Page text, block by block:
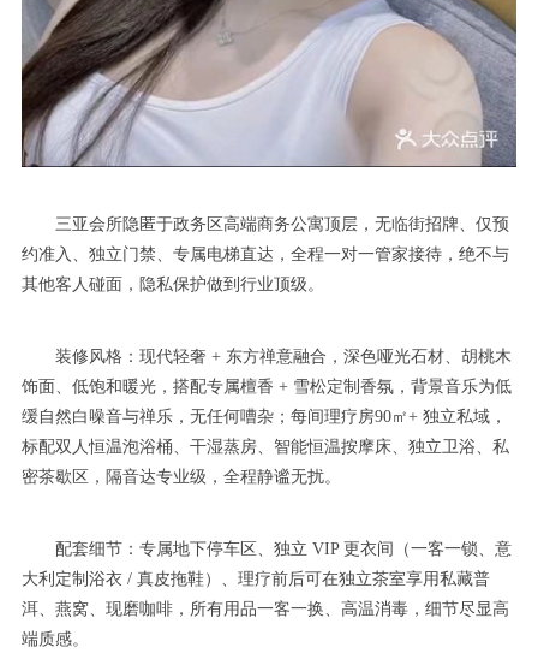
三亚会所隐匿于政务区高端商务公寓顶层，无临街招牌、仅预
约准入、独立门禁、专属电梯直达，全程一对一管家接待，绝不与
其他客人碰面，隐私保护做到行业顶级。
装修风格：现代轻奢 + 东方禅意融合，深色哑光石材、胡桃木
饰面、低饱和暖光，搭配专属檀香 + 雪松定制香氛，背景音乐为低
缓自然白噪音与禅乐，无任何嘈杂；每间理疗房90㎡+ 独立私域，
标配双人恒温泡浴桶、干湿蒸房、智能恒温按摩床、独立卫浴、私
密茶歇区，隔音达专业级，全程静谧无扰。
配套细节：专属地下停车区、独立 VIP 更衣间（一客一锁、意
大利定制浴衣 / 真皮拖鞋）、理疗前后可在独立茶室享用私藏普
洱、燕窝、现磨咖啡，所有用品一客一换、高温消毒，细节尽显高
端质感。